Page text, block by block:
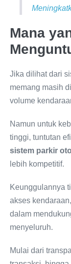
Mana
Jika dilihat dari
memang masih
volume
Namun untuk
tinggi, tuntutan
sistem parkir
lebih kompetitif.
Keunggulannya
akses
dalam
menyeluruh.
Mulai dari